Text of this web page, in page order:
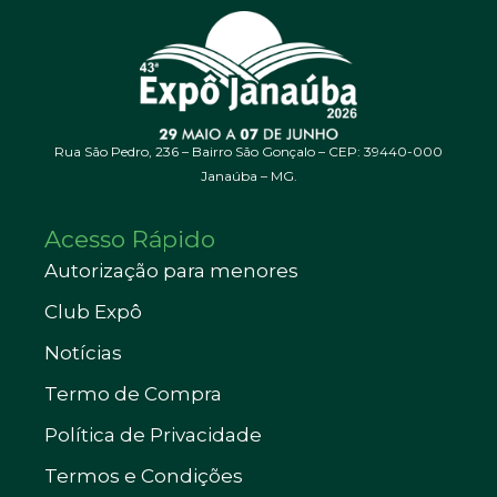
Rua São Pedro, 236 – Bairro São Gonçalo – CEP: 39440-000
Janaúba – MG.
Acesso Rápido
Autorização para menores
Club Expô
Notícias
Termo de Compra
Política de Privacidade
Termos e Condições